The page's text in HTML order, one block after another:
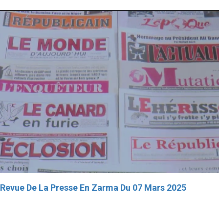
Revue De La Presse En Zarma Du 07 Mars 2025